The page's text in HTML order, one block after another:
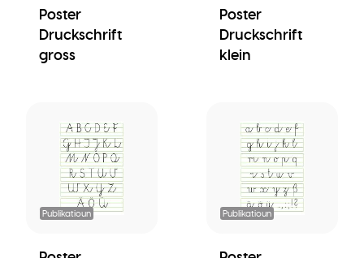
Poster
Druckschrift
gross
Poster
Druckschrift
klein
Publikatioun Publikatioun